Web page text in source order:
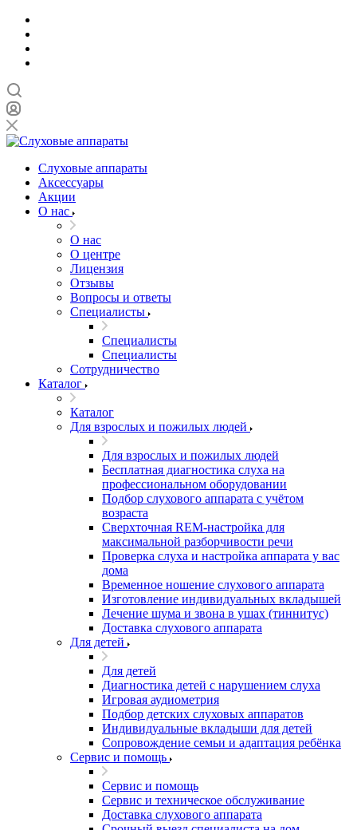
Слуховые аппараты
Аксессуары
Акции
О нас
О нас
О центре
Лицензия
Отзывы
Вопросы и ответы
Специалисты
Специалисты
Специалисты
Сотрудничество
Каталог
Каталог
Для взрослых и пожилых людей
Для взрослых и пожилых людей
Бесплатная диагностика слуха на
профессиональном оборудовании
Подбор слухового аппарата с учётом
возраста
Сверхточная REM-настройка для
максимальной разборчивости речи
Проверка слуха и настройка аппарата у вас
дома
Временное ношение слухового аппарата
Изготовление индивидуальных вкладышей
Лечение шума и звона в ушах (тиннитус)
Доставка слухового аппарата
Для детей
Для детей
Диагностика детей с нарушением слуха
Игровая аудиометрия
Подбор детских слуховых аппаратов
Индивидуальные вкладыши для детей
Сопровождение семьи и адаптация ребёнка
Сервис и помощь
Сервис и помощь
Сервис и техническое обслуживание
Доставка слухового аппарата